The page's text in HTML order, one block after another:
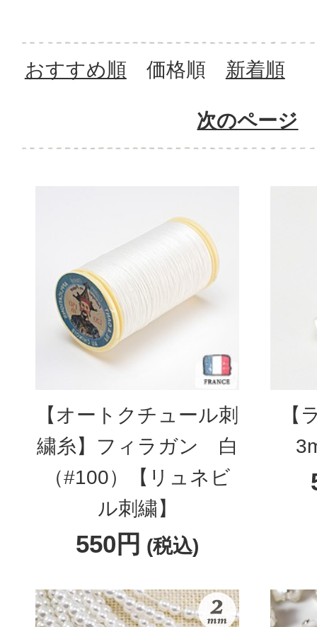
おすすめ順 価格順 新着順
次のページ
【オートクチュール刺
繍糸】フィラガン 白
（#100）【リュネビ
ル刺繍】
550円 (税込)
【